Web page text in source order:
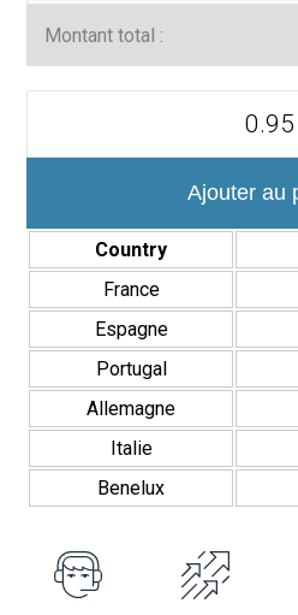
Montant total :
Pasta
Relieve
Ajouter au
Country
France
Espagne
Portugal
Allemagne
Italie
Benelux